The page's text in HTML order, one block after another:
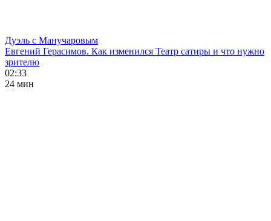
Дуэль с Манучаровым
Евгений Герасимов. Как изменился Театр сатиры и что нужно
зрителю
02:33
24 мин